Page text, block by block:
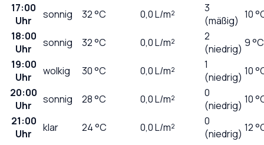
17:00
Uhr
sonnig 32°C 0,0L/m²
3
(mäßig) 10
18:00
Uhr
sonnig 32°C 0,0L/m²
2
(niedrig) 9 °C
19:00
Uhr
wolkig 30°C 0,0L/m²
1
(niedrig) 10
20:00
Uhr
sonnig 28°C 0,0L/m²
0
(niedrig) 10
21:00
Uhr
klar 24°C 0,0L/m²
0
(niedrig) 12